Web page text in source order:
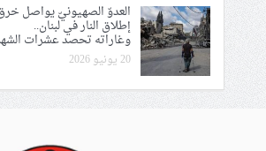
العدوّ الصهيونيّ يواصل
إطلاق النار في لبنان..
وغاراته تحصد عشرات
20 يونيو 2026